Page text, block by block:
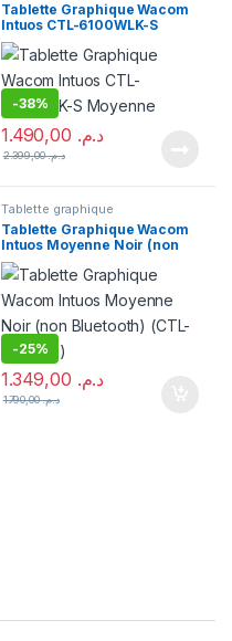
Tablette Graphique Wacom
Intuos CTL-6100WLK-S
Moyenne
-38%
د.م.
د.م.2.399,00
Tablette graphique
Tablette Graphique Wacom
Intuos Moyenne Noir (non
Bluetooth) (CTL-6100K-B)
-25%
د.م.
د.م.1.790,00